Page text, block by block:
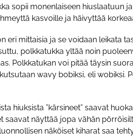
sopii monenlaiseen hiuslaatuun
kasvoille ja häivyttää
eri mittaisia ja se voidaan leikata
polkkatukka yltää noin
Polkkatukan voi pitää täysin
wavy bobiksi, eli wobiksi.
hiuksista ”kärsineet” saavat
saavat näyttää jopa vähän
näköiset kiharat saa